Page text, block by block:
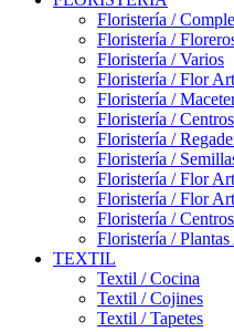
Floristería /
Floristería /
Floristería / Varios
Floristería / Flor
Floristería /
Floristería /
Floristería /
Floristería /
Floristería / Flor
Floristería / Flor
Floristería /
Floristería /
TEXTIL
Textil / Cocina
Textil / Cojines
Textil / Tapetes